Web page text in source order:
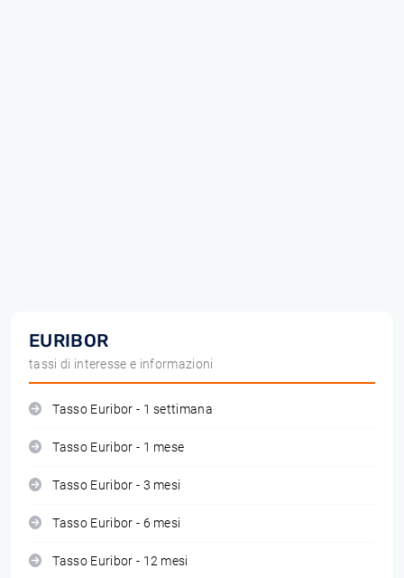
EURIBOR
tassi di interesse e informazioni
Tasso Euribor - 1 settimana
Tasso Euribor - 1 mese
Tasso Euribor - 3 mesi
Tasso Euribor - 6 mesi
Tasso Euribor - 12 mesi